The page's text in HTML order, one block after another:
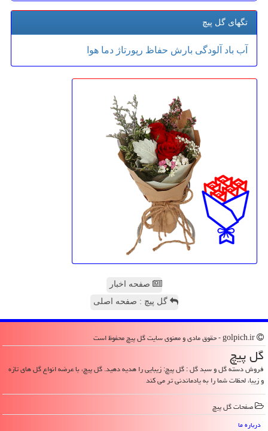
تگهای گل پیچ
آب باد آلودگی بارش حفاظ رپورتاژ دما هوا
صفحه اخبار
گل پیچ : صفحه اصلی
گل پیچ
فروش دسته گل و سبد گل : گل پیچ: زیبایی را هدیه دهید. گل پیچ، با عرضه انواع گل های تازه
و زیبا، لحظات شما را به یادماندنی تر می کند
صفحات گل پیچ
درباره ما